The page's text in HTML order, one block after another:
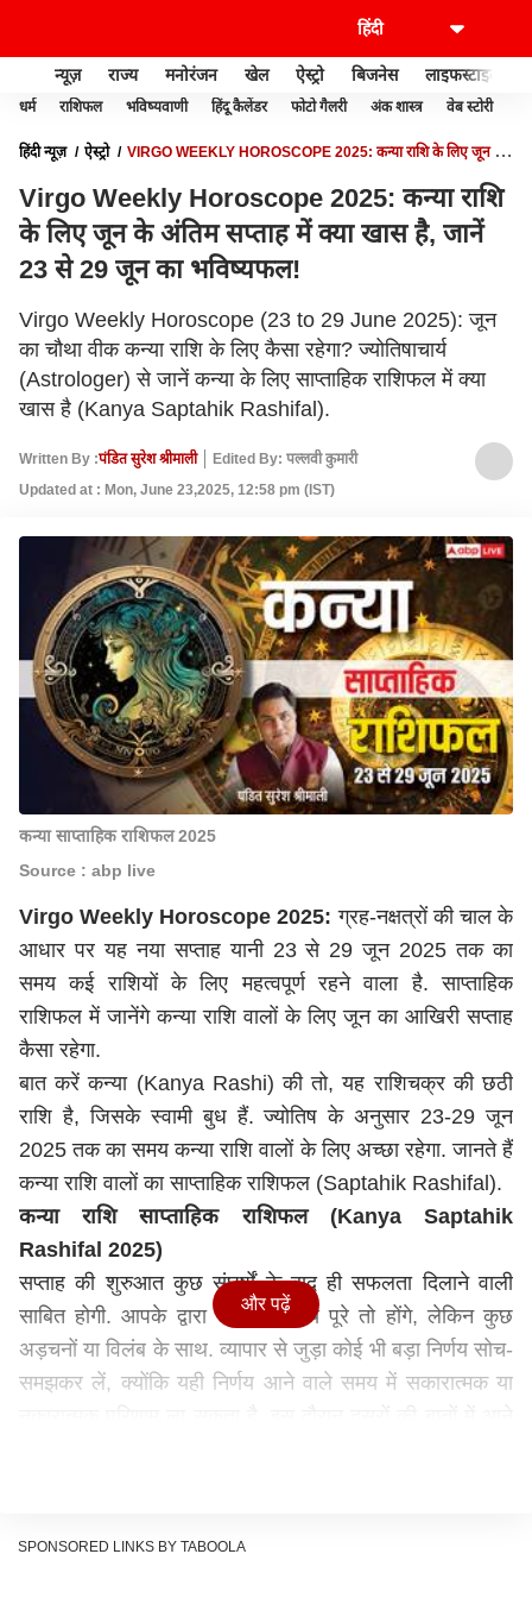
न्यूज़ राज्य मनोरंजन खेल ऐस्ट्रो बिजनेस लाइफस्टाइल
धर्म राशिफल भविष्यवाणी हिंदू कैलेंडर फोटो गैलरी अंक शास्त्र वेब स्टोरी
हिंदी न्यूज़ ऐस्ट्रो
VIRGO WEEKLY HOROSCOPE 2025: कन्या राशि के लिए जून के
Virgo Weekly Horoscope 2025: कन्या राशि
के लिए जून के अंतिम सप्ताह में क्या खास है, जानें
23 से 29 जून का भविष्यफल!
Virgo Weekly Horoscope (23 to 29 June 2025): जून
का चौथा वीक कन्या राशि के लिए कैसा रहेगा? ज्योतिषाचार्य
(Astrologer) से जानें कन्या के लिए साप्ताहिक राशिफल में क्या
खास है (Kanya Saptahik Rashifal).
Written By :पंडित सुरेश श्रीमाली
Edited By: पल्लवी कुमारी
Updated at : Mon, June 23,2025, 12:58 pm (IST)
कन्या साप्ताहिक राशिफल 2025
Source : abp live
Virgo Weekly Horoscope 2025:ग्रह-नक्षत्रों की चाल के
आधार पर यह नया सप्ताह यानी 23 से 29 जून 2025 तक का
समय कई राशियों के लिए महत्वपूर्ण रहने वाला है. साप्ताहिक
राशिफल में जानेंगे कन्या राशि वालों के लिए जून का आखिरी सप्ताह
कैसा रहेगा.
बात करें कन्या (Kanya Rashi) की तो, यह राशिचक्र की छठी
राशि है, जिसके स्वामी बुध हैं. ज्योतिष के अनुसार 23-29 जून
2025 तक का समय कन्या राशि वालों के लिए अच्छा रहेगा. जानते हैं
कन्या राशि वालों का साप्ताहिक राशिफल (Saptahik Rashifal).
कन्या राशि साप्ताहिक राशिफल (Kanya Saptahik
Rashifal 2025)
सप्ताह की शुरुआत कुछ संघर्षों के बाद ही सफलता दिलाने वाली
साबित होगी. आपके द्वारा सोचे गए कार्य पूरे तो होंगे, लेकिन कुछ
अड़चनों या विलंब के साथ. व्यापार से जुड़ा कोई भी बड़ा निर्णय सोच-
समझकर लें, क्योंकि यही निर्णय आने वाले समय में सकारात्मक या
दौरान प्रभावशाली लोगों से संपर्क स्थापित होगा, जिनकी मदद से
और पढ़ें
SPONSORED LINKS BY TABOOLA